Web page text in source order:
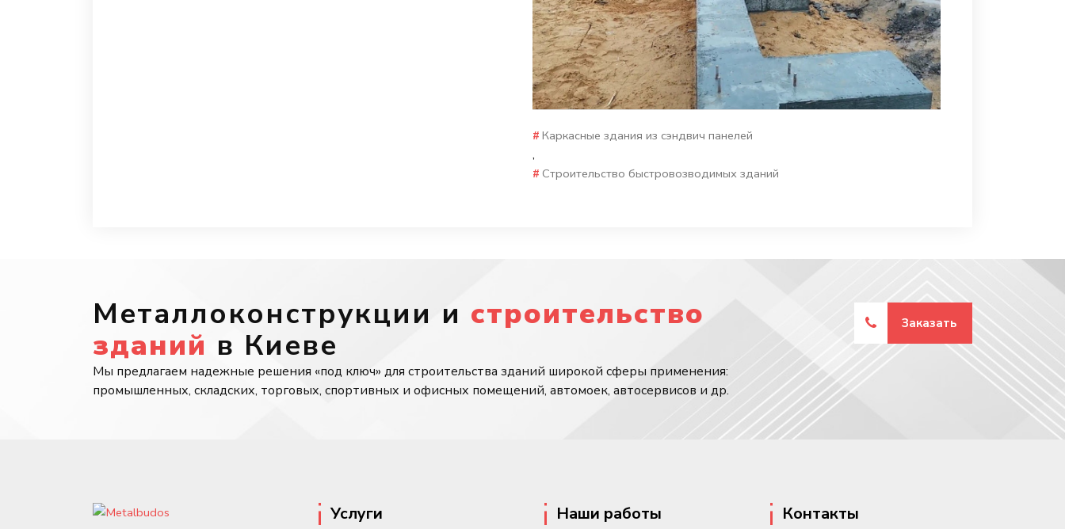
Каркасные здания из сэндвич панелей
,
Строительство быстровозводимых зданий
Металлоконструкции и строительство
зданий в Киеве
Мы предлагаем надежные решения «под ключ» для строительства зданий широкой сферы применения:
промышленных, складских, торговых, спортивных и офисных помещений, автомоек, автосервисов и др.
Заказать
Услуги Наши работы Контакты